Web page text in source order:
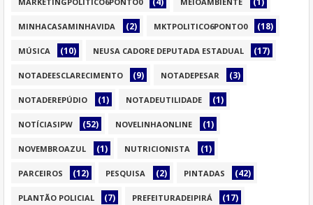
MINHACASAMINHAVIDA (2) MKTPOLITICO6PONTO0 (18)
MÚSICA (10) NEUSA CADORE DEPUTADA ESTADUAL (17)
NOTADEESCLARECIMENTO (9) NOTADEPESAR (3)
NOTADEREPÚDIO (1) NOTADEUTILIDADE (1)
NOTÍCIASIPW (52) NOVELINHAONLINE (1)
NOVEMBROAZUL (1) NUTRICIONISTA (1)
PARCEIROS (12) PESQUISA (2) PINTADAS (42)
PLANTÃO POLICIAL (7) PREFEITURADEIPIRÁ (17)